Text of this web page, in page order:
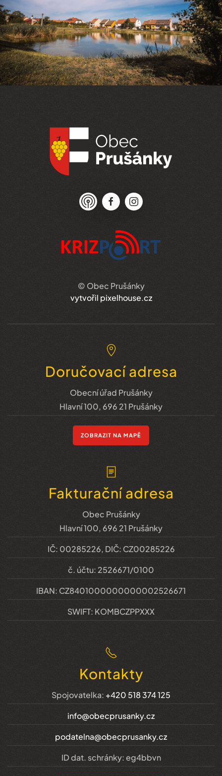
© Obec Prušánky
vytvořil pixelhouse.cz
Doručovací adresa
Obecní úřad Prušánky
Hlavní 100, 696 21 Prušánky
ZOBRAZIT NA MAPĚ
Fakturační adresa
Obec Prušánky
Hlavní 100, 696 21 Prušánky
IČ: 00285226, DIČ: CZ00285226
č. účtu: 2526671/0100
IBAN: CZ8401000000000002526671
SWIFT: KOMBCZPPXXX
Kontakty
Spojovatelka: +420 518 374 125
info@obecprusanky.cz
podatelna@obecprusanky.cz
ID dat. schránky: eg4bbvn